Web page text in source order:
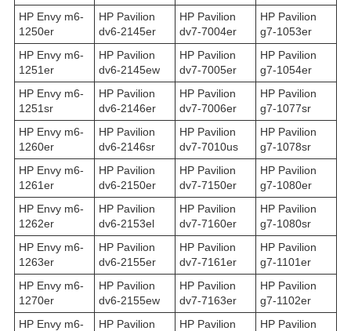
HP Envy m6-
1250er
HP Pavilion
dv6-2145er
HP Pavilion
dv7-7004er
HP Pavilion
g7-1053er
HP Envy m6-
1251er
HP Pavilion
dv6-2145ew
HP Pavilion
dv7-7005er
HP Pavilion
g7-1054er
HP Envy m6-
1251sr
HP Pavilion
dv6-2146er
HP Pavilion
dv7-7006er
HP Pavilion
g7-1077sr
HP Envy m6-
1260er
HP Pavilion
dv6-2146sr
HP Pavilion
dv7-7010us
HP Pavilion
g7-1078sr
HP Envy m6-
1261er
HP Pavilion
dv6-2150er
HP Pavilion
dv7-7150er
HP Pavilion
g7-1080er
HP Envy m6-
1262er
HP Pavilion
dv6-2153el
HP Pavilion
dv7-7160er
HP Pavilion
g7-1080sr
HP Envy m6-
1263er
HP Pavilion
dv6-2155er
HP Pavilion
dv7-7161er
HP Pavilion
g7-1101er
HP Envy m6-
1270er
HP Pavilion
dv6-2155ew
HP Pavilion
dv7-7163er
HP Pavilion
g7-1102er
HP Envy m6-
HP Pavilion
HP Pavilion
HP Pavilion